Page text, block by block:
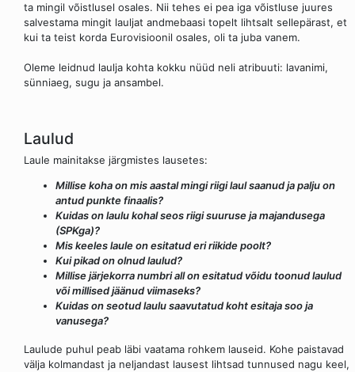
ta mingil võistlusel osales. Nii tehes ei pea iga võistluse juures
salvestama mingit lauljat andmebaasi topelt lihtsalt sellepärast, et
kui ta teist korda Eurovisioonil osales, oli ta juba vanem.
Oleme leidnud laulja kohta kokku nüüd neli atribuuti: lavanimi,
sünniaeg, sugu ja ansambel.
Laulud
Laule mainitakse järgmistes lausetes:
Millise koha on mis aastal mingi riigi laul saanud ja palju on
antud punkte finaalis?
Kuidas on laulu kohal seos riigi suuruse ja majandusega
(SPKga)?
Mis keeles laule on esitatud eri riikide poolt?
Kui pikad on olnud laulud?
Millise järjekorra numbri all on esitatud võidu toonud laulud
või millised jäänud viimaseks?
Kuidas on seotud laulu saavutatud koht esitaja soo ja
vanusega?
Laulude puhul peab läbi vaatama rohkem lauseid. Kohe paistavad
välja kolmandast ja neljandast lausest lihtsad tunnused nagu keel,